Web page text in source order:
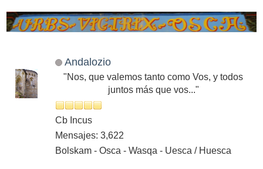
Andalozio
"Nos, que valemos tanto como Vos, y todos
juntos más que vos..."
Cb Incus
Mensajes: 3,622
Bolskam - Osca - Wasqa - Uesca / Huesca